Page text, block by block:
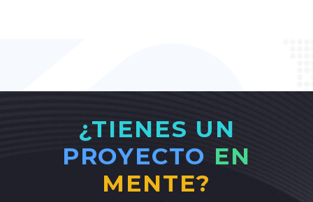
¿TIENES UN
PROYECTO EN
MENTE?